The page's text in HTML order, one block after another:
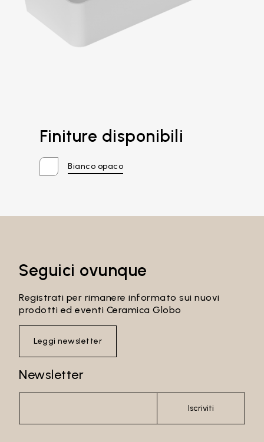
Email*
Recupera password
Finiture disponibili
Bianco opaco
Seguici ovunque
Registrati per rimanere informato sui nuovi
prodotti ed eventi Ceramica Globo
Leggi newsletter
Newsletter
Iscriviti